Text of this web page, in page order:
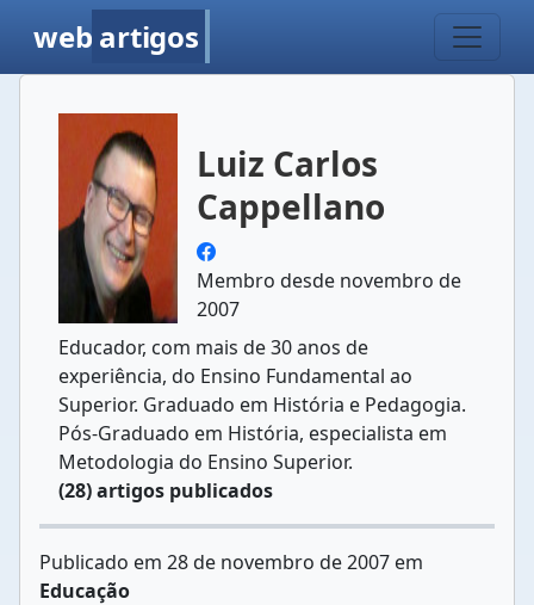
web artigos
Luiz Carlos
Cappellano
Membro desde novembro de
2007
Educador, com mais de 30 anos de
experiência, do Ensino Fundamental ao
Superior. Graduado em História e Pedagogia.
Pós-Graduado em História, especialista em
Metodologia do Ensino Superior.
(28) artigos publicados
Publicado em 28 de novembro de 2007 em
Educação